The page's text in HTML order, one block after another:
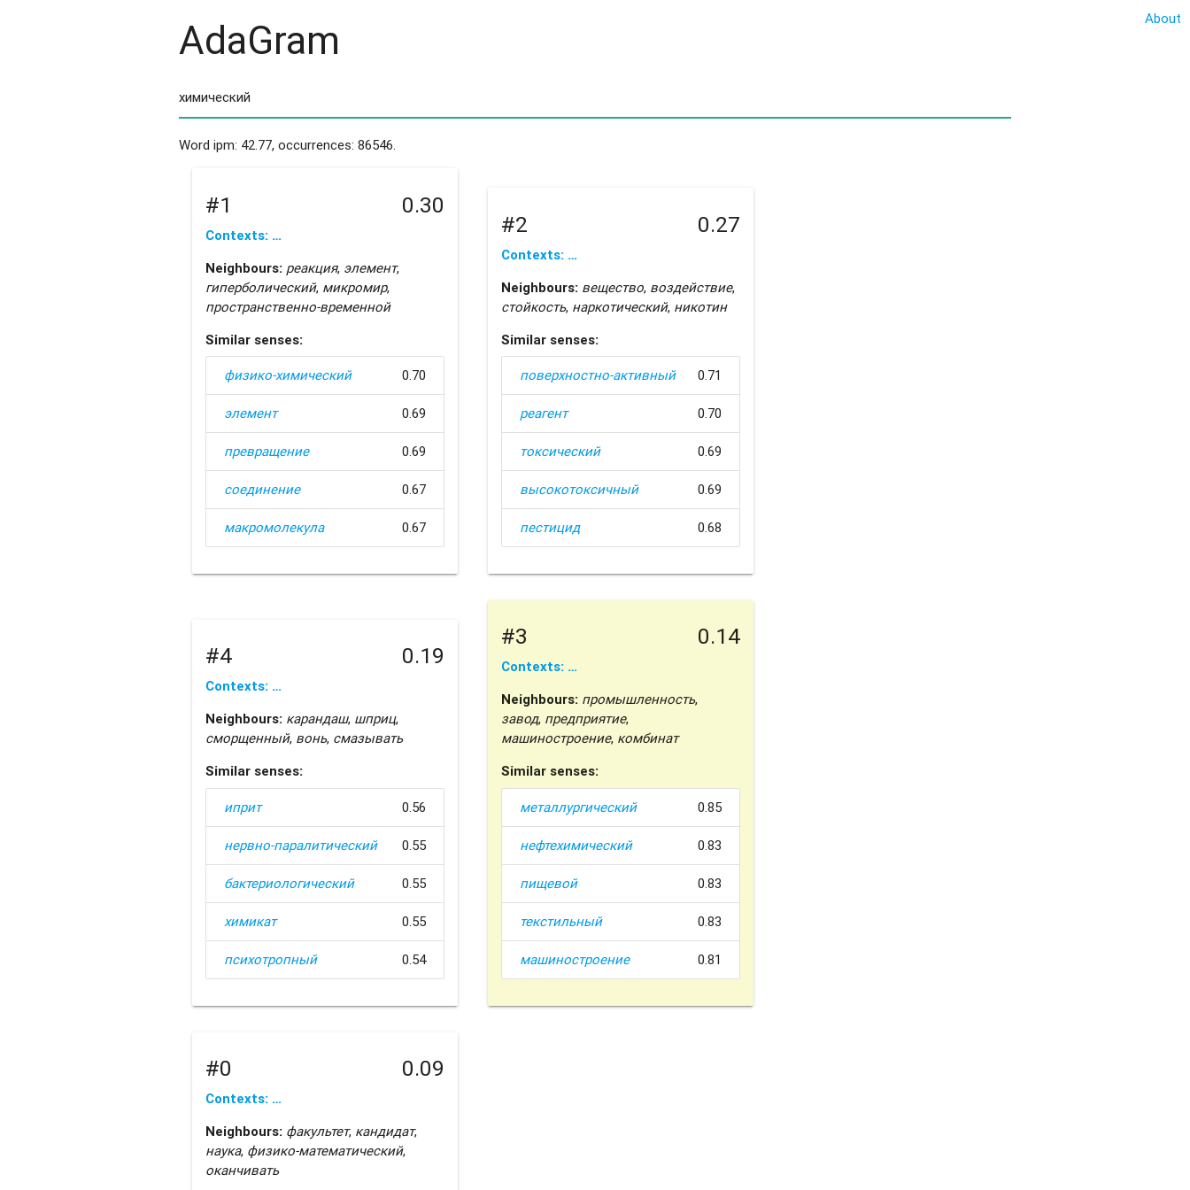
About
AdaGram
Word ipm: 42.77, occurrences: 86546.
#1 0.30
Contexts: …
Neighbours: реакция, элемент,
гиперболический, микромир,
пространственно-временной
Similar senses:
физико-химический 0.70
элемент 0.69
превращение 0.69
соединение 0.67
макромолекула 0.67
#2 0.27
Contexts: …
Neighbours: вещество, воздействие,
стойкость, наркотический, никотин
Similar senses:
поверхностно-активный 0.71
реагент 0.70
токсический 0.69
высокотоксичный 0.69
пестицид 0.68
#4 0.19
Contexts: …
Neighbours: карандаш, шприц,
сморщенный, вонь, смазывать
Similar senses:
иприт 0.56
нервно-паралитический 0.55
бактериологический 0.55
химикат 0.55
психотропный 0.54
#3 0.14
Contexts: …
Neighbours: промышленность,
завод, предприятие,
машиностроение, комбинат
Similar senses:
металлургический 0.85
нефтехимический 0.83
пищевой 0.83
текстильный 0.83
машиностроение 0.81
#0 0.09
Contexts: …
Neighbours: факультет, кандидат,
наука, физико-математический,
оканчивать